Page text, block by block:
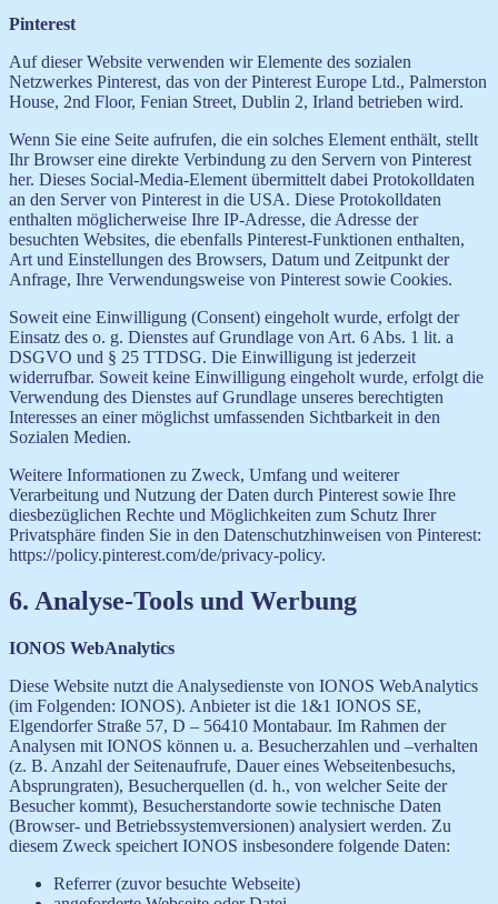
Pinterest
Auf dieser Website verwenden wir Elemente des sozialen
Netzwerkes Pinterest, das von der Pinterest Europe Ltd., Palmerston
House, 2nd Floor, Fenian Street, Dublin 2, Irland betrieben wird.
Wenn Sie eine Seite aufrufen, die ein solches Element enthält, stellt
Ihr Browser eine direkte Verbindung zu den Servern von Pinterest
her. Dieses Social-Media-Element übermittelt dabei Protokolldaten
an den Server von Pinterest in die USA. Diese Protokolldaten
enthalten möglicherweise Ihre IP-Adresse, die Adresse der
besuchten Websites, die ebenfalls Pinterest-Funktionen enthalten,
Art und Einstellungen des Browsers, Datum und Zeitpunkt der
Anfrage, Ihre Verwendungsweise von Pinterest sowie Cookies.
Soweit eine Einwilligung (Consent) eingeholt wurde, erfolgt der
Einsatz des o. g. Dienstes auf Grundlage von Art. 6 Abs. 1 lit. a
DSGVO und § 25 TTDSG. Die Einwilligung ist jederzeit
widerrufbar. Soweit keine Einwilligung eingeholt wurde, erfolgt die
Verwendung des Dienstes auf Grundlage unseres berechtigten
Interesses an einer möglichst umfassenden Sichtbarkeit in den
Sozialen Medien.
Weitere Informationen zu Zweck, Umfang und weiterer
Verarbeitung und Nutzung der Daten durch Pinterest sowie Ihre
diesbezüglichen Rechte und Möglichkeiten zum Schutz Ihrer
Privatsphäre finden Sie in den Datenschutzhinweisen von Pinterest:
https://policy.pinterest.com/de/privacy-policy.
6. Analyse-Tools und Werbung
IONOS WebAnalytics
Diese Website nutzt die Analysedienste von IONOS WebAnalytics
(im Folgenden: IONOS). Anbieter ist die 1&1 IONOS SE,
Elgendorfer Straße 57, D – 56410 Montabaur. Im Rahmen der
Analysen mit IONOS können u. a. Besucherzahlen und –verhalten
(z. B. Anzahl der Seitenaufrufe, Dauer eines Webseitenbesuchs,
Absprungraten), Besucherquellen (d. h., von welcher Seite der
Besucher kommt), Besucherstandorte sowie technische Daten
(Browser- und Betriebssystemversionen) analysiert werden. Zu
diesem Zweck speichert IONOS insbesondere folgende Daten:
Referrer (zuvor besuchte Webseite)